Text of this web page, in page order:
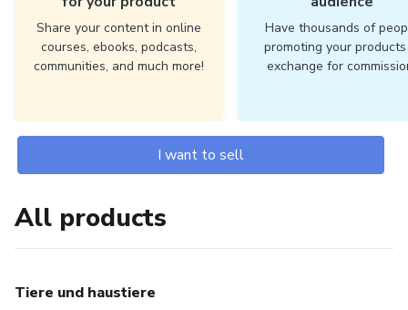
Share your content in online
courses, ebooks, podcasts,
communities, and much more!
Have thousands of
promoting your
exchange for
I want to sell
All products
Tiere und haustiere